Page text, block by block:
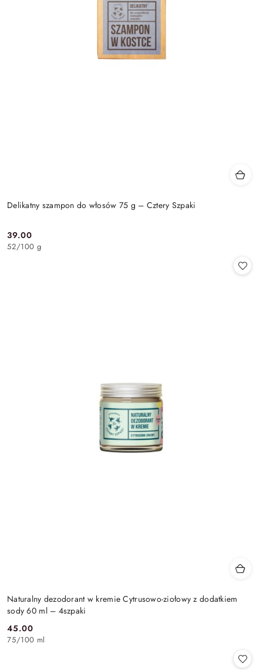
Delikatny szampon do włosów 75 g – Cztery Szpaki
Cena:
39.00
52/100 g
Naturalny dezodorant w kremie Cytrusowo-ziołowy z dodatkiem
sody 60 ml – 4szpaki
Cena:
45.00
75/100 ml